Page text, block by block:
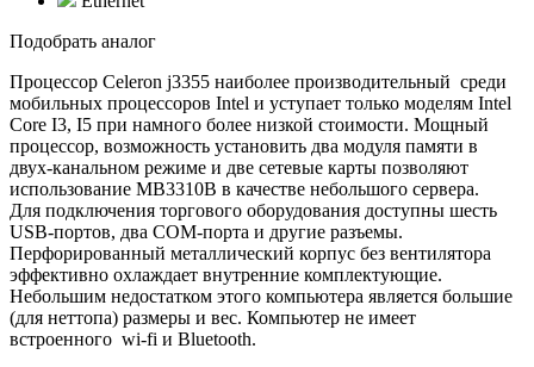
Подобрать аналог
Процессор Celeron j3355 наиболее производительный среди
мобильных процессоров Intel и уступает только моделям Intel
Core I3, I5 при намного более низкой стоимости. Мощный
процессор, возможность установить два модуля памяти в
двух-канальном режиме и две сетевые карты позволяют
использование MB3310B в качестве небольшого сервера.
Для подключения торгового оборудования доступны шесть
USB-портов, два COM-порта и другие разъемы.
Перфорированный металлический корпус без вентилятора
эффективно охлаждает внутренние комплектующие.
Небольшим недостатком этого компьютера является большие
(для неттопа) размеры и вес. Компьютер не имеет
встроенного wi-fi и Bluetooth.